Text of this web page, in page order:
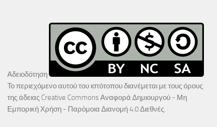
Αδειοδότηση
Το περιεχόμενο αυτού του ιστότοπου διανέμεται με τους όρους
της άδειας Creative Commons Αναφορά Δημιουργού - Μη
Εμπορική Χρήση - Παρόμοια Διανομή 4.0 Διεθνές.